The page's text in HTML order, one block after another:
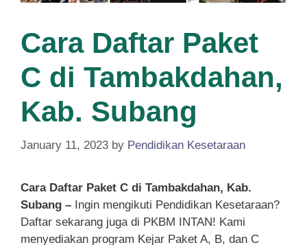
Cara Daftar Paket
C di Tambakdahan,
Kab. Subang
January 11, 2023 by Pendidikan Kesetaraan
Cara Daftar Paket C di Tambakdahan, Kab.
Subang – Ingin mengikuti Pendidikan Kesetaraan?
Daftar sekarang juga di PKBM INTAN! Kami
menyediakan program Kejar Paket A, B, dan C